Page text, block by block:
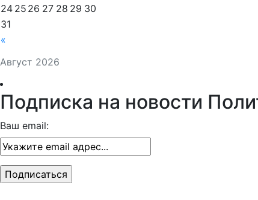
Август 2026
«
24 25 26 27 28 29 30
31
Подписка на новости
Ваш email: